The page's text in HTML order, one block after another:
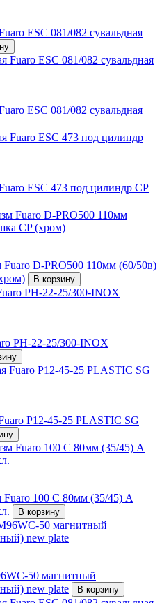
ESC 081/082 сувальдная
ESC 081/082 сувальдная
ESC 473 под цилиндр СP
D-PRO500 110мм (60/50в)
В корзину
PH-22-25/300-INOX
P12-45-25 PLASTIC SG
100 C 80мм (35/45) A
В корзину
50 магнитный
new plate
В корзину